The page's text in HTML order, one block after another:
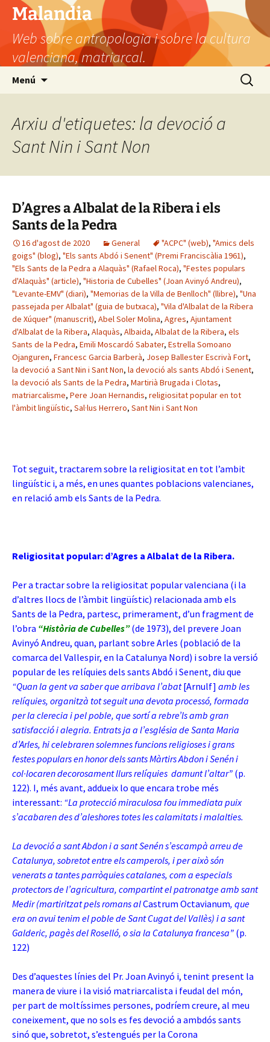
Vés
contingut
Malandia
Web sobre antropologia i sobre la cultura
valenciana, matriarcal.
Menú Cerca:
Arxiu d'etiquetes: la devoció a
Sant Nin i Sant Non
D’Agres a Albalat de la Ribera i els
Sants de la Pedra
16 d'agost de 2020 General "ACPC" (web), "Amics dels
goigs" (blog), "Els sants Abdó i Senent" (Premi Franciscàlia 1961),
"Els Sants de la Pedra a Alaquàs" (Rafael Roca), "Festes populars
d'Alaquàs" (article), "Historia de Cubelles" (Joan Avinyó Andreu),
"Levante-EMV" (diari), "Memorias de la Villa de Benlloch" (llibre), "Una
passejada per Albalat" (guia de butxaca), "Vila d'Albalat de la Ribera
de Xúquer" (manuscrit), Abel Soler Molina, Agres, Ajuntament
d'Albalat de la Ribera, Alaquàs, Albaida, Albalat de la Ribera, els
Sants de la Pedra, Emili Moscardó Sabater, Estrella Somoano
Ojanguren, Francesc Garcia Barberà, Josep Ballester Escrivà Fort,
la devoció a Sant Nin i Sant Non, la devoció als sants Abdó i Senent,
la devoció als Sants de la Pedra, Martirià Brugada i Clotas,
matriarcalisme, Pere Joan Hernandis, religiositat popular en tot
l'àmbit lingüístic, Sal·lus Herrero, Sant Nin i Sant Non
Tot seguit, tractarem sobre la religiositat en tot l’ambit
lingüístic i, a més, en unes quantes poblacions valencianes,
en relació amb els Sants de la Pedra.
Religiositat popular: d’Agres a Albalat de la Ribera.
Per a tractar sobre la religiositat popular valenciana (i la
d’altres llocs de l’àmbit lingüístic) relacionada amb els
Sants de la Pedra, partesc, primerament, d’un fragment de
l’obra “Història de Cubelles” (de 1973), del prevere Joan
Avinyó Andreu, quan, parlant sobre Arles (població de la
comarca del Vallespir, en la Catalunya Nord) i sobre la versió
popular de les relíquies dels sants Abdó i Senent, diu que
“Quan la gent va saber que arribava l’abat[Arnulf] amb les
relíquies, organitzà tot seguit una devota processó, formada
per la clerecia i pel poble, que sortí a rebre’ls amb gran
satisfacció i alegria. Entrats ja a l’església de Santa Maria
d’Arles, hi celebraren solemnes funcions religioses i grans
festes populars en honor dels sants Màrtirs Abdon i Senén i
col·locaren decorosament llurs relíquies damunt l’altar” (p.
122). I, més avant, addueix lo que encara trobe més
interessant: “La protecció miraculosa fou immediata puix
s’acabaren des d’aleshores totes les calamitats i malalties.
La devoció a sant Abdon i a sant Senén s’escampà arreu de
Catalunya, sobretot entre els camperols, i per això són
venerats a tantes parròquies catalanes, com a especials
protectors de l’agricultura, compartint el patronatge amb sant
Medir (martiritzat pels romans alCastrum Octavianum, que
era on avui tenim el poble de Sant Cugat del Vallès) i a sant
Galderic, pagès del Roselló, o sia la Catalunya francesa” (p.
122)
Des d’aquestes línies del Pr. Joan Avinyó i, tenint present la
manera de viure i la visió matriarcalista i feudal del món,
per part de moltíssimes persones, podríem creure, al meu
coneixement, que no sols es fes devoció a ambdós sants
sinó que, sobretot, s’estengués per la Corona